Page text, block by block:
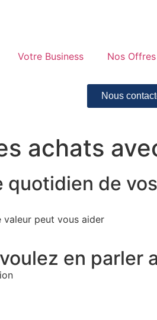
Votre Business Nos Offres
Nous
achats
de
peut vous aider
en parler